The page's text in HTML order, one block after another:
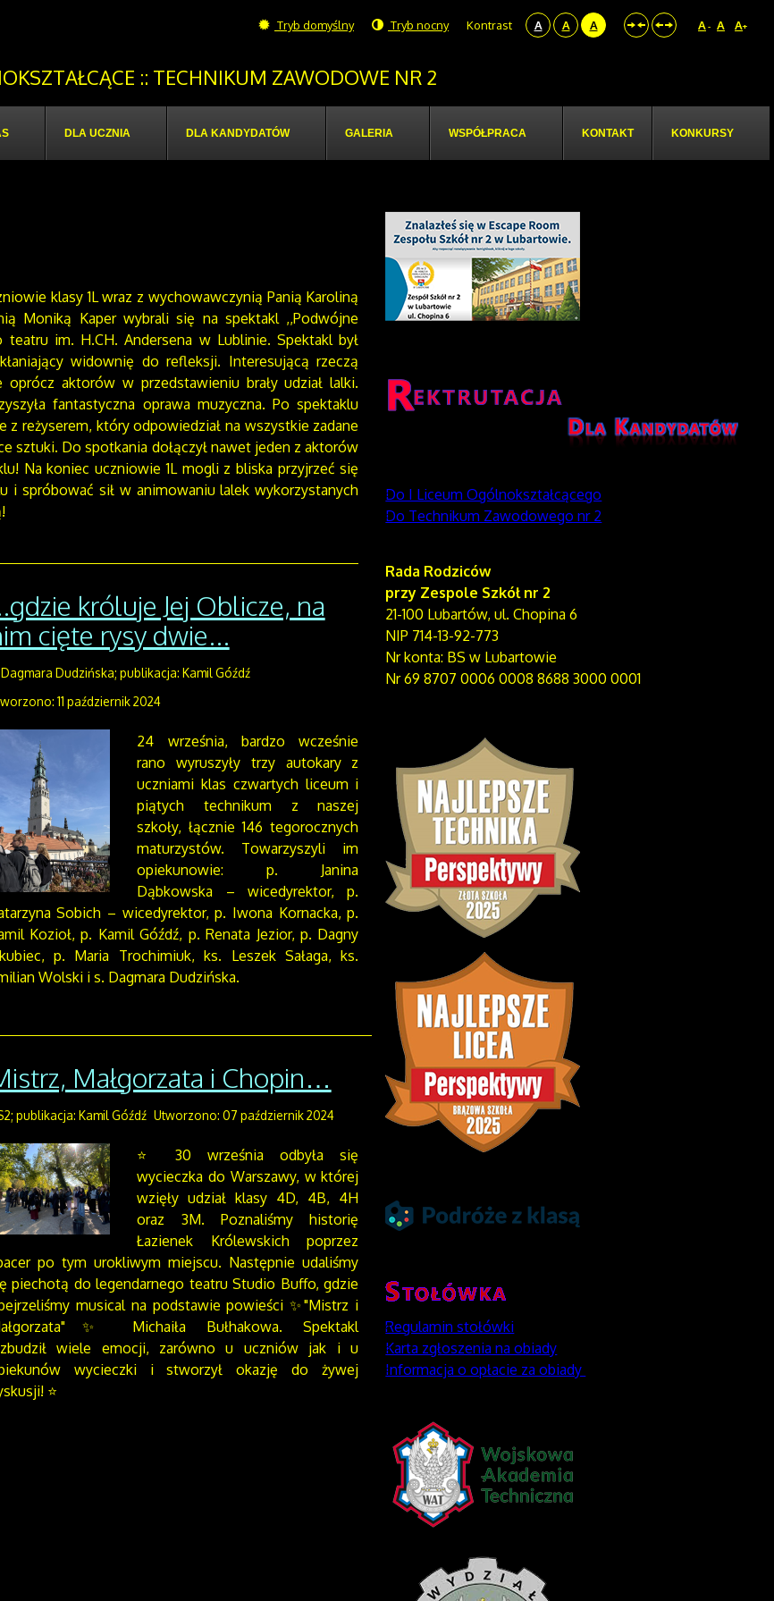
Tryb domyślny Tryb nocny Kontrast A A A A- A A+
:: TECHNIKUM ZAWODOWE NR 2
DLA UCZNIA DLA KANDYDATÓW GALERIA WSPÓŁPRACA KONTAKT KONKURSY
klasy 1L wraz z wychowawczynią Panią Karoliną
Moniką Kaper wybrali się na spektakl ,,Podwójne
im. H.CH. Andersena w Lublinie. Spektakl był
widownię do refleksji. Interesującą rzeczą
oprócz aktorów w przedstawieniu brały udział lalki.
fantastyczna oprawa muzyczna. Po spektaklu
z reżyserem, który odpowiedział na wszystkie zadane
sztuki. Do spotkania dołączył nawet jeden z aktorów
Na koniec uczniowie 1L mogli z bliska przyjrzeć się
i spróbować sił w animowaniu lalek wykorzystanych
króluje Jej Oblicze, na
cięte rysy dwie...
Dudzińska; publikacja: Kamil Góźdź
11 październik 2024
24 września, bardzo wcześnie
rano wyruszyły trzy autokary z
uczniami klas czwartych liceum i
piątych technikum z naszej
szkoły, łącznie 146 tegorocznych
maturzystów. Towarzyszyli im
opiekunowie: p. Janina
Dąbkowska – wicedyrektor, p.
Sobich – wicedyrektor, p. Iwona Kornacka, p.
Kozioł, p. Kamil Góźdź, p. Renata Jezior, p. Dagny
p. Maria Trochimiuk, ks. Leszek Sałaga, ks.
Wolski i s. Dagmara Dudzińska.
Małgorzata i Chopin…
publikacja: Kamil Góźdź Utworzono: 07 październik 2024
⭐ 30 września odbyła się
wycieczka do Warszawy, w której
wzięły udział klasy 4D, 4B, 4H
oraz 3M. Poznaliśmy historię
Łazienek Królewskich poprzez
po tym urokliwym miejscu. Następnie udaliśmy
piechotą do legendarnego teatru Studio Buffo, gdzie
musical na podstawie powieści ✨"Mistrz i
Michaiła Bułhakowa. Spektakl
wiele emocji, zarówno u uczniów jak i u
wycieczki i stworzył okazję do żywej
⭐
Do I Liceum Ogólnokształcącego
Do Technikum Zawodowego nr 2
Rada Rodziców
przy Zespole Szkół nr 2
21-100 Lubartów, ul. Chopina 6
NIP 714-13-92-773
Nr konta: BS w Lubartowie
Nr 69 8707 0006 0008 8688 3000 0001
Regulamin stołówki
Karta zgłoszenia na obiady
Informacja o opłacie za obiady